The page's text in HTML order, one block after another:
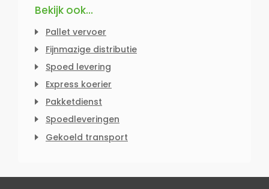
Bekijk ook...
Pallet vervoer
Fijnmazige distributie
Spoed levering
Express koerier
Pakketdienst
Spoedleveringen
Gekoeld transport